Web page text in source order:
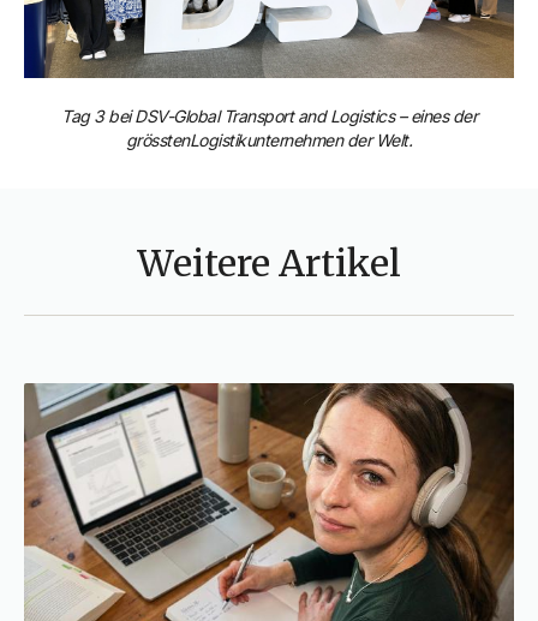
Tag 3 bei DSV-Global Transport and Logistics – eines der
grösstenLogistikunternehmen der Welt.
Weitere Artikel